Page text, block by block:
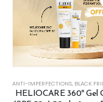
ANTI-IMPERFECTIONS, BLACK
HELIOCARE 360º Gel